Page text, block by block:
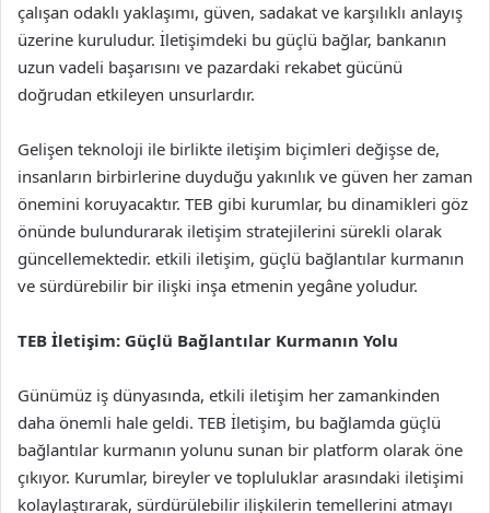
çalışan odaklı yaklaşımı, güven, sadakat ve karşılıklı anlayış
üzerine kuruludur. İletişimdeki bu güçlü bağlar, bankanın
uzun vadeli başarısını ve pazardaki rekabet gücünü
doğrudan etkileyen unsurlardır.
Gelişen teknoloji ile birlikte iletişim biçimleri değişse de,
insanların birbirlerine duyduğu yakınlık ve güven her zaman
önemini koruyacaktır. TEB gibi kurumlar, bu dinamikleri göz
önünde bulundurarak iletişim stratejilerini sürekli olarak
güncellemektedir. etkili iletişim, güçlü bağlantılar kurmanın
ve sürdürebilir bir ilişki inşa etmenin yegâne yoludur.
TEB İletişim: Güçlü Bağlantılar Kurmanın Yolu
Günümüz iş dünyasında, etkili iletişim her zamankinden
daha önemli hale geldi. TEB İletişim, bu bağlamda güçlü
bağlantılar kurmanın yolunu sunan bir platform olarak öne
çıkıyor. Kurumlar, bireyler ve topluluklar arasındaki iletişimi
kolaylaştırarak, sürdürülebilir ilişkilerin temellerini atmayı